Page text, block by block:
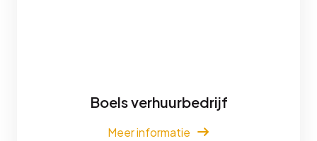
Boels verhuurbedrijf
Meer informatie